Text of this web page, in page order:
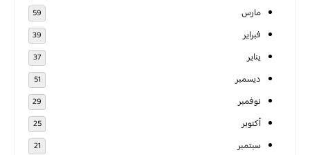
مارس 59
فبراير 39
يناير 37
ديسمبر 51
نوفمبر 29
أكتوبر 25
سبتمبر 21